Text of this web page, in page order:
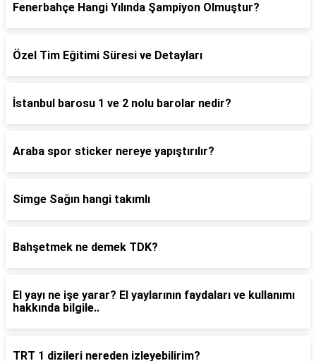
Fenerbahçe Hangi Yılında Şampiyon Olmuştur?
Özel Tim Eğitimi Süresi ve Detayları
İstanbul barosu 1 ve 2 nolu barolar nedir?
Araba spor sticker nereye yapıştırılır?
Simge Sağın hangi takımlı
Bahşetmek ne demek TDK?
El yayı ne işe yarar? El yaylarının faydaları ve kullanımı
hakkında bilgile..
TRT 1 dizileri nereden izleyebilirim?